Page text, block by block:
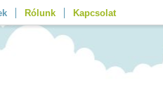
Rólunk Kapcsolat